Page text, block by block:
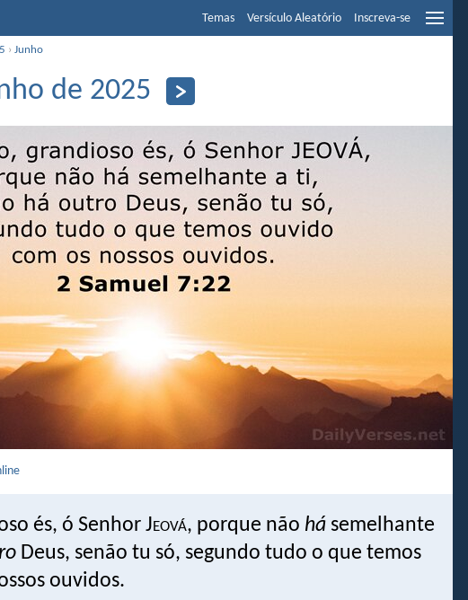
Temas Versículo Aleatório Inscreva-se
›Junho
de 2025
és, ó Senhor Jeová, porque não há semelhante
Deus, senão tu só, segundo tudo o que temos
ouvidos.